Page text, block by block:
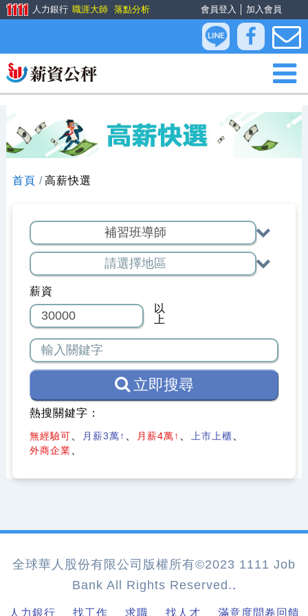
會員登入 加入會員
人力銀行 職涯大師 落點分析
首頁 高薪快選
薪資
以
上
立即搜尋
熱搜關鍵字：
無經驗可 月薪3萬↑ 月薪4萬↑
上市上櫃
外商企業
全球華人股份有限公司版權所有©2023 1111 Job
Bank All Rights Reserved..
人力銀行、 找工作、 求職、 找人才、 滿意度問卷回饋